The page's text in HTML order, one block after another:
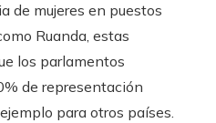
de mujeres en puestos
Ruanda, estas
los parlamentos
de representación
para otros países.